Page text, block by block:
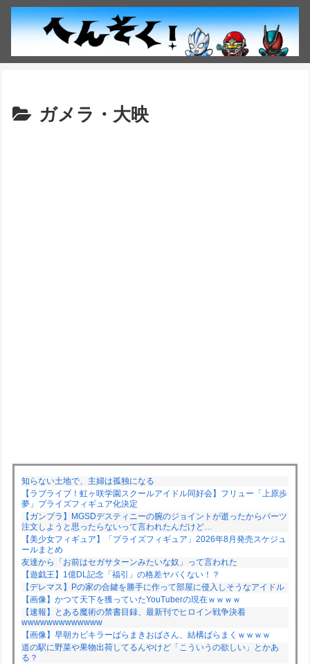
ガメラ・大映
知らない土地で、主婦は孤独になる
【ラブライブ！虹ヶ咲学園スクールアイドル同好会】フリュー「上原歩
夢」プライズフィギュア化決定
【ガンプラ】MGSDデスティニーの腕のジョイントが逝ったからパーツ
注文しようと思ったらないって言われたんだけど…
【美少女フィギュア】「プライズフィギュア」2026年8月発売スケジュ
ールまとめ
友達から「お前はセガサターンみたいな奴」って言われた
【遊戯王】1億DL記念「福引」の格差ヤバくない！？
【デレマス】Pの家の合鍵を勝手に作って部屋に侵入しそうなアイドル
【画像】かつて天下を獲っていたYouTuberの現在ｗｗｗｗ
【速報】とある魔術の禁書目録、最新刊でヒロイン戦争決着
wwwwwwwwwwwww
【画像】早朝カビキラーばらまきおばさん、結構ばらまくｗｗｗｗ
道の駅に野菜や果物出荷してるんやけど「こういうの欲しい」とかあ
る？